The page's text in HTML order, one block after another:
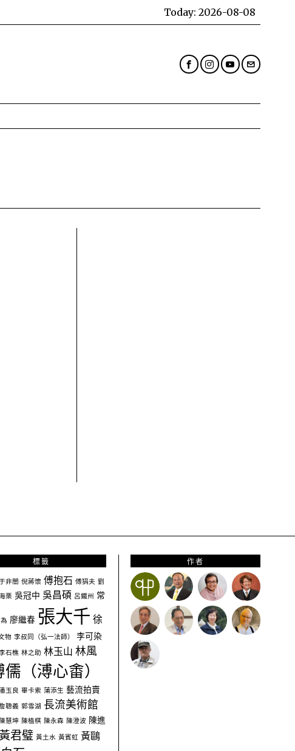
Today: 2026-08-08
標籤
非闇 倪蔣懷 傅抱石 傅狷夫 劉
栗 吳冠中 吳昌碩 呂鐵州 常
廖繼春 張大千 徐
物 李叔同（弘一法師） 李可染
石樵 林之助 林玉山 林風
儒（溥心畬）
玉良 畢卡索 蒲添生 藝流拍賣
聰義 郭雪湖 長流美術館
慧坤 陳植棋 陳永森 陳澄波 陳進
黃君璧 黃土水 黃賓虹 黃鷗
作者